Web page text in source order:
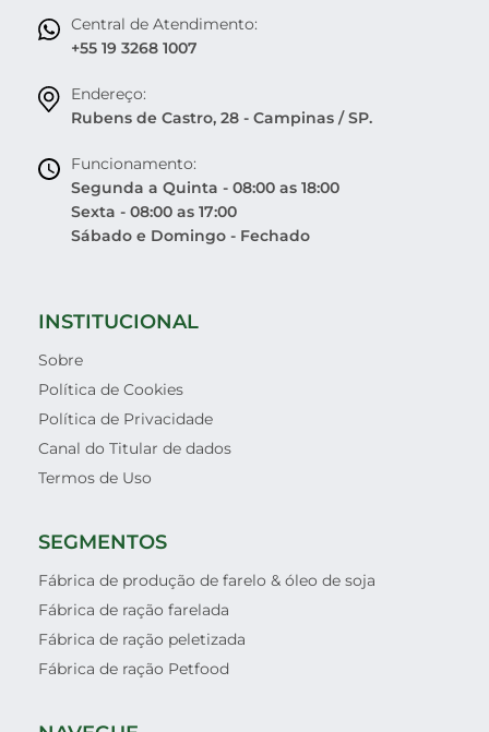
Central de Atendimento:
+55 19 3268 1007
Endereço:
Rubens de Castro, 28 - Campinas / SP.
Funcionamento:
Segunda a Quinta - 08:00 as 18:00
Sexta - 08:00 as 17:00
Sábado e Domingo - Fechado
INSTITUCIONAL
Sobre
Política de Cookies
Política de Privacidade
Canal do Titular de dados
Termos de Uso
SEGMENTOS
Fábrica de produção de farelo & óleo de soja
Fábrica de ração farelada
Fábrica de ração peletizada
Fábrica de ração Petfood